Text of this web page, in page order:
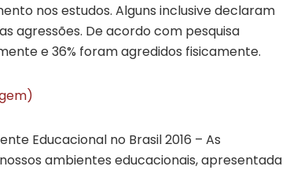
nos estudos. Alguns inclusive declaram
agressões. De acordo com pesquisa
e 36% foram agredidos fisicamente.
Educacional no Brasil 2016 – As
ambientes educacionais, apresentada